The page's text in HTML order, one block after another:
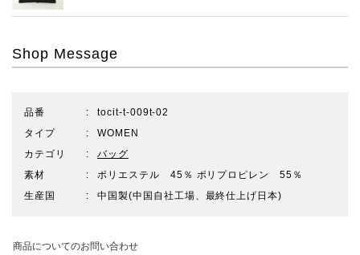
Shop Message
品番
tocit-t-009t-02
タイプ
WOMEN
カテゴリ
バッグ
素材
ポリエステル 45％ ポリプロピレン 55％
生産国
中国製(中国自社工場、最終仕上げ日本)
商品についてのお問い合わせ